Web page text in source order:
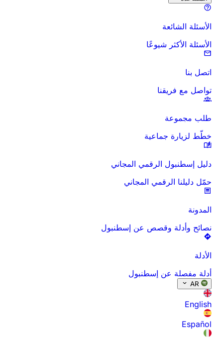
الأسئلة الشائعة
الأسئلة الأكثر شيوعًا
اتصل بنا
تواصل مع فريقنا
طلب مجموعة
خطّط لزيارة جماعية
دليل إسطنبول الرقمي المجاني
حمّل دليلنا الرقمي المجاني
المدونة
نصائح وأدلة وقصص عن إسطنبول
الأدلة
أدلة مفصلة عن إسطنبول
AR
English
Español